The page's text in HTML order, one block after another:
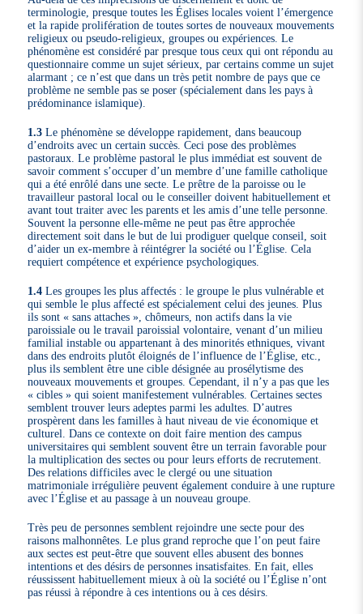
terminologie, presque toutes les Églises locales voient l’émergence
et la rapide prolifération de toutes sortes de nouveaux mouvements
religieux ou pseudo-religieux, groupes ou expériences. Le
phénomène est considéré par presque tous ceux qui ont répondu au
questionnaire comme un sujet sérieux, par certains comme un sujet
alarmant ; ce n’est que dans un très petit nombre de pays que ce
problème ne semble pas se poser (spécialement dans les pays à
prédominance islamique).
1.3 Le phénomène se développe rapidement, dans beaucoup
d’endroits avec un certain succès. Ceci pose des problèmes
pastoraux. Le problème pastoral le plus immédiat est souvent de
savoir comment s’occuper d’un membre d’une famille catholique
qui a été enrôlé dans une secte. Le prêtre de la paroisse ou le
travailleur pastoral local ou le conseiller doivent habituellement et
avant tout traiter avec les parents et les amis d’une telle personne.
Souvent la personne elle-même ne peut pas être approchée
directement soit dans le but de lui prodiguer quelque conseil, soit
d’aider un ex-membre à réintégrer la société ou l’Église. Cela
requiert compétence et expérience psychologiques.
1.4 Les groupes les plus affectés : le groupe le plus vulnérable et
qui semble le plus affecté est spécialement celui des jeunes. Plus
ils sont « sans attaches », chômeurs, non actifs dans la vie
paroissiale ou le travail paroissial volontaire, venant d’un milieu
familial instable ou appartenant à des minorités ethniques, vivant
dans des endroits plutôt éloignés de l’influence de l’Église, etc.,
plus ils semblent être une cible désignée au prosélytisme des
nouveaux mouvements et groupes. Cependant, il n’y a pas que les
« cibles » qui soient manifestement vulnérables. Certaines sectes
semblent trouver leurs adeptes parmi les adultes. D’autres
prospèrent dans les familles à haut niveau de vie économique et
culturel. Dans ce contexte on doit faire mention des campus
universitaires qui semblent souvent être un terrain favorable pour
la multiplication des sectes ou pour leurs efforts de recrutement.
Des relations difficiles avec le clergé ou une situation
matrimoniale irrégulière peuvent également conduire à une rupture
avec l’Église et au passage à un nouveau groupe.
Très peu de personnes semblent rejoindre une secte pour des
raisons malhonnêtes. Le plus grand reproche que l’on peut faire
aux sectes est peut-être que souvent elles abusent des bonnes
intentions et des désirs de personnes insatisfaites. En fait, elles
réussissent habituellement mieux à où la société ou l’Église n’ont
pas réussi à répondre à ces intentions ou à ces désirs.